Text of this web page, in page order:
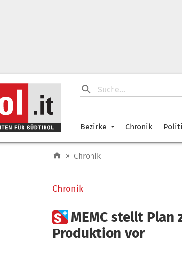
Bezirke Chronik
» Chronik
Chronik
 MEMC stellt Plan
Produktion vor